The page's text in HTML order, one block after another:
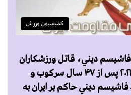
کمیسیون ورزش
ديني، قاتل ورزشكاران
در جام جهاني فوتبال ۲۰۲۶ پس از ۴۷ سال سركوب و
ديني حاكم بر ايران به